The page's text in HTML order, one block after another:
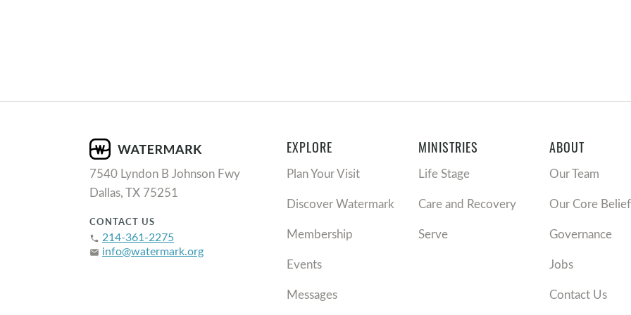
7540 Lyndon B Johnson Fwy
Dallas, TX 75251
CONTACT US
phone 214-361-2275
email info@watermark.org
EXPLORE
Plan Your Visit
Discover Watermark
Membership
Events
Messages
MINISTRIES
Life Stage
Care and Recovery
Serve
ABOUT
Our Team
Our Core
Governance
Jobs
Contact Us